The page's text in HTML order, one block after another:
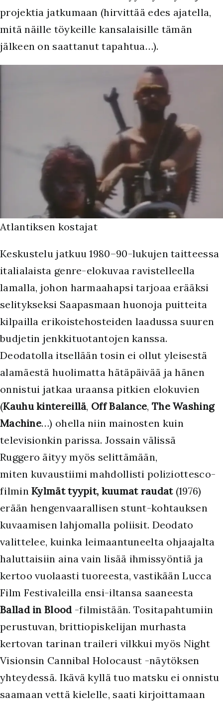
projektia jatkumaan (hirvittää edes ajatella,
mitä näille töykeille kansalaisille tämän
jälkeen on saattanut tapahtua…).
Atlantiksen kostajat
Keskustelu jatkuu 1980–90-lukujen taitteessa
italialaista genre-elokuvaa ravistelleella
lamalla, johon harmaahapsi tarjoaa erääksi
selitykseksi Saapasmaan huonoja puitteita
kilpailla erikoistehosteiden laadussa suuren
budjetin jenkkituotantojen kanssa.
Deodatolla itsellään tosin ei ollut yleisestä
alamäestä huolimatta hätäpäivää ja hänen
onnistui jatkaa uraansa pitkien elokuvien
(Kauhu kintereillä, Off Balance, The Washing
Machine…) ohella niin mainosten kuin
televisionkin parissa. Jossain välissä
Ruggero äityy myös selittämään,
miten kuvaustiimi mahdollisti poliziottesco-
filminKylmät tyypit, kuumat raudat(1976)
erään hengenvaarallisen stunt-kohtauksen
kuvaamisen lahjomalla poliisit. Deodato
valittelee, kuinka leimaantuneelta ohjaajalta
haluttaisiin aina vain lisää ihmissyöntiä ja
kertoo vuolaasti tuoreesta, vastikään Lucca
Film Festivaleilla ensi-iltansa saaneesta
Ballad in Blood-filmistään. Tositapahtumiin
perustuvan, brittiopiskelijan murhasta
kertovan tarinan traileri vilkkui myös Night
Visionsin Cannibal Holocaust -näytöksen
yhteydessä. Ikävä kyllä tuo matsku ei onnistu
saamaan vettä kielelle, saati kirjoittamaan